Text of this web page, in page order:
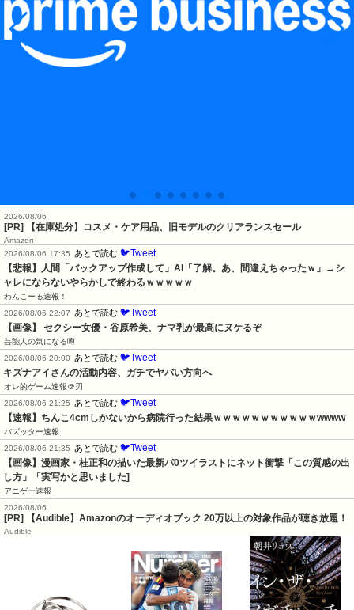
2026/08/06
[PR] 【在庫処分】コスメ・ケア用品、旧モデルのクリアランスセール
Amazon
2026/08/06 17:35
あとで読む 🐦Tweet
【悲報】人間「バックアップ作成して」AI「了解。あ、間違えちゃったｗ」→シ
ャレにならないやらかしで終わるｗｗｗｗｗ
わんこーる速報！
2026/08/06 22:07
あとで読む 🐦Tweet
【画像】 セクシー女優・谷原希美、ナマ乳が最高にヌケるぞ
芸能人の気になる噂
2026/08/06 20:00
あとで読む 🐦Tweet
キズナアイさんの活動内容、ガチでヤバい方向へ
オレ的ゲーム速報＠刃
2026/08/06 21:25
あとで読む 🐦Tweet
【速報】ちんこ4cmしかないから病院行った結果ｗｗｗｗｗｗｗｗｗｗｗwwww
バズッター速報
2026/08/06 21:35
あとで読む 🐦Tweet
【画像】漫画家・桂正和の描いた最新パ0ツイラストにネット衝撃「この質感の出
し方」「実写かと思いました]
アニゲー速報
2026/08/06
[PR] 【Audible】Amazonのオーディオブック 20万以上の対象作品が聴き放題！
Audible